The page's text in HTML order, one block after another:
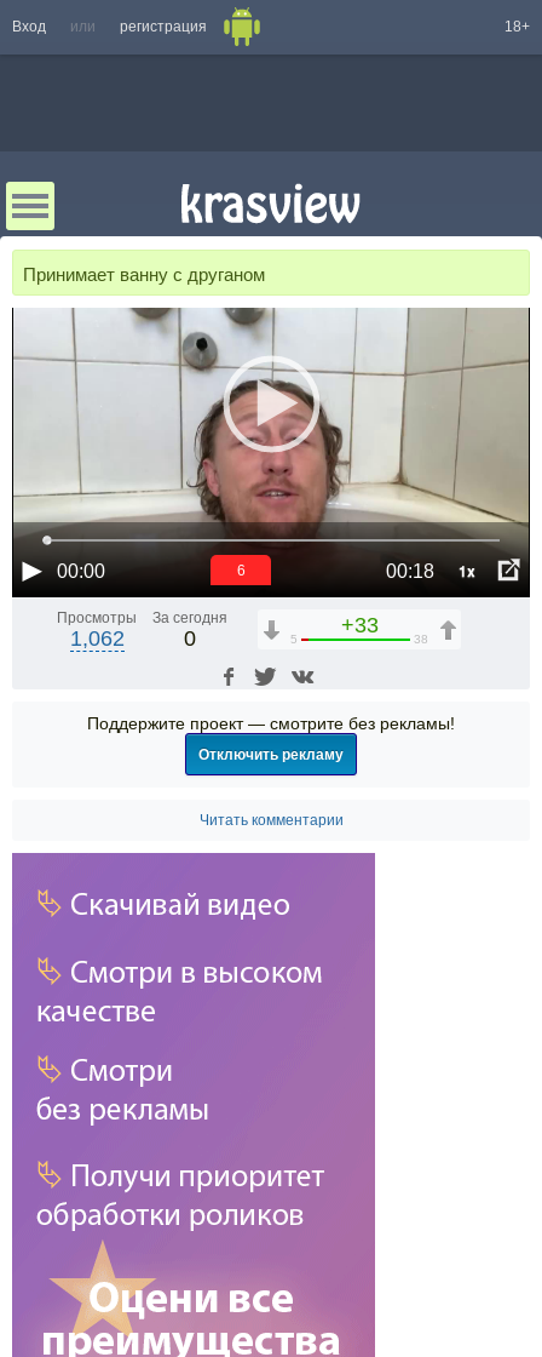
Вход или регистрация 18+
Принимает ванну с друганом
00:00 00:18 1x
5
Просмотры
1,062
За сегодня
0
+33
5 38
Поддержите проект — смотрите без рекламы!
Отключить рекламу
Читать комментарии